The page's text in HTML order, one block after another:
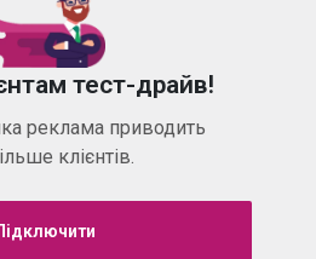
тест-драйв!
реклама приводить
клієнтів.